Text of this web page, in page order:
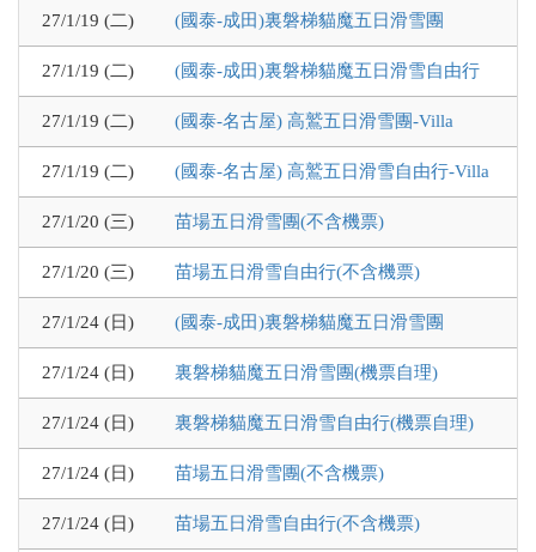
27/1/19 (二) (國泰-成田)裏磐梯貓魔五日滑雪團
27/1/19 (二) (國泰-成田)裏磐梯貓魔五日滑雪自由行
27/1/19 (二) (國泰-名古屋) 高鷲五日滑雪團-Villa
27/1/19 (二) (國泰-名古屋) 高鷲五日滑雪自由行-Villa
27/1/20 (三) 苗場五日滑雪團(不含機票)
27/1/20 (三) 苗場五日滑雪自由行(不含機票)
27/1/24 (日) (國泰-成田)裏磐梯貓魔五日滑雪團
27/1/24 (日) 裏磐梯貓魔五日滑雪團(機票自理)
27/1/24 (日) 裏磐梯貓魔五日滑雪自由行(機票自理)
27/1/24 (日) 苗場五日滑雪團(不含機票)
27/1/24 (日) 苗場五日滑雪自由行(不含機票)